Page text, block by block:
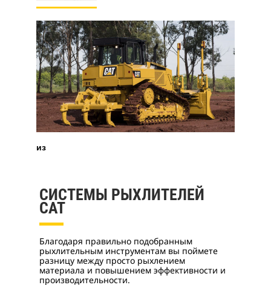
из
СИСТЕМЫ РЫХЛИТЕЛЕЙ
CAT
Благодаря правильно подобранным
рыхлительным инструментам вы поймете
разницу между просто рыхлением
материала и повышением эффективности и
производительности.